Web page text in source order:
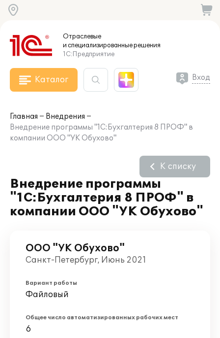
Отраслевые
и специализированныерешения
1С:Предприятие
Каталог Вход
Главная
Внедрения
Внедрение программы "1С:Бухгалтерия 8 ПРОФ" в
компании ООО "УК Обухово"
Внедрение программы
"1С:Бухгалтерия 8 ПРОФ" в
компании ООО "УК Обухово"
К списку
ООО "УК Обухово"
Санкт-Петербург, Июнь 2021
Вариант работы
Файловый
Общее число автоматизированных рабочих мест
6